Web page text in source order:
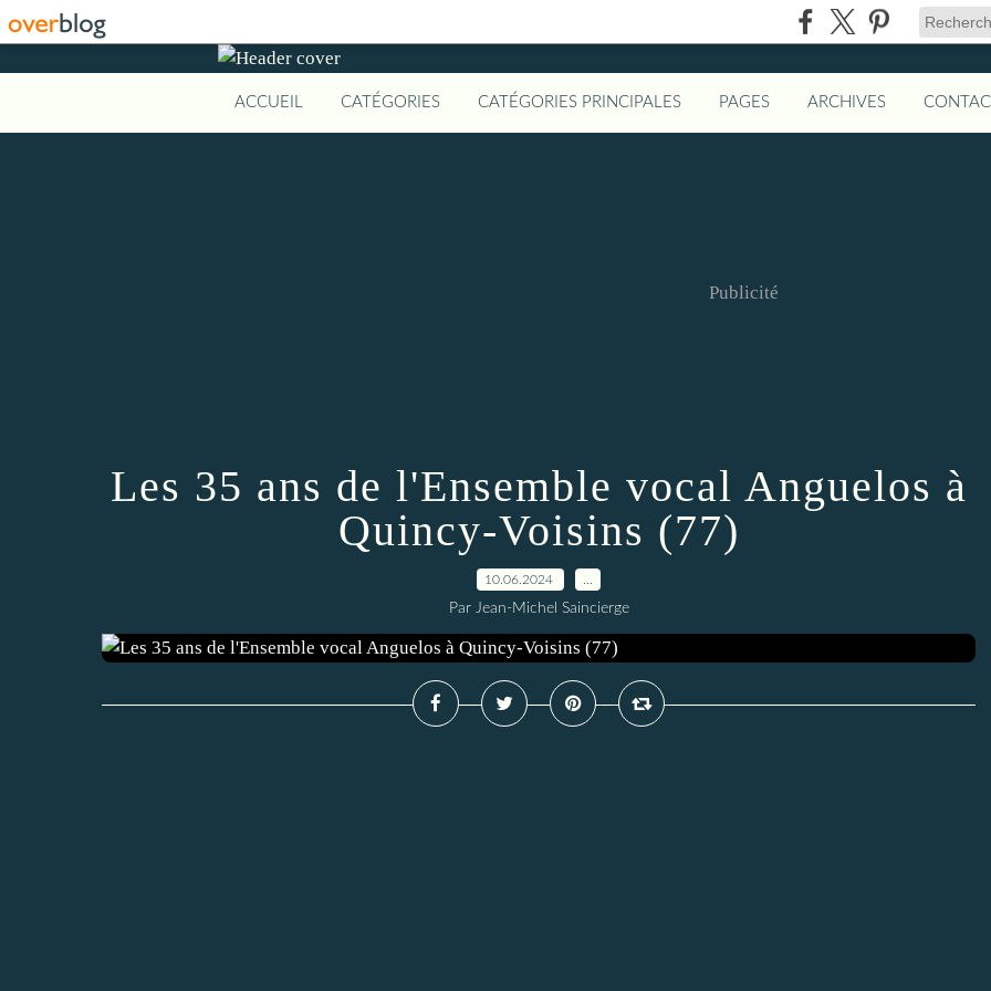
ACCUEIL CATÉGORIES CATÉGORIES PRINCIPALES PAGES ARCHIVES
Publicité
Les 35 ans de l'Ensemble vocal Anguelos à
Quincy-Voisins (77)
10.06.2024
Par Jean-Michel Saincierge